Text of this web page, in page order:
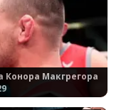
Конора Макгрегора